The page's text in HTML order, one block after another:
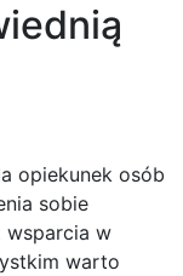
opiekunek osób
sobie
wsparcia w
warto